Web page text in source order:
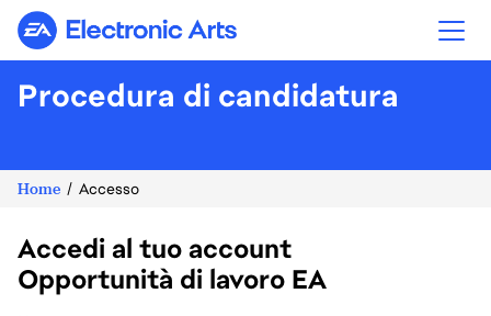
Electronic Arts
Procedura di candidatura
Home Accesso
Accedi al tuo account
Opportunità di lavoro EA